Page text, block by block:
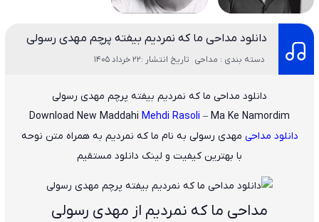
دانلود مداحی ما که نمردیم بیفته پرچم مهدی رسولی
دسته بندی : مداحی تاریخ انتشار :22 خرداد 1405
دانلود مداحی ما که نمردیم بیفته پرچم مهدی رسولی
Download New Maddahi Mehdi Rasoli – Ma Ke Namordim
دانلود مداحی مهدی رسولی به نام ما که نمردیم به همراه متن نوحه
با بهترین کیفیت و لینک دانلود مستقیم
مداحی ما که نمردیم از مهدی رسولی